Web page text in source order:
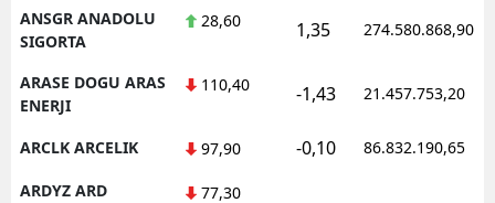
ANSGR ANADOLU
SIGORTA
28,60 1,35 274.580.868,90
ARASE DOGU ARAS
ENERJI
110,40 -1,43 21.457.753,20
ARCLK ARCELIK 97,90 -0,10 86.832.190,65
ARDYZ ARD
77,30